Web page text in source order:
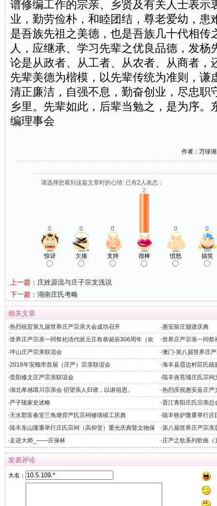
谱修编工作的宗亲、乡贤及有关人士表示
业，勤劳俭朴，和睦团结，尊老爱幼，患
是吾族先祖之美德，也是吾族几十代相传
人，应继承、学习先辈之优良品德，发杨
论是从政者、从工者、从农者、从商者，
先辈美德为楷模，以先辈传统为准则，谦
清正廉洁，自强不息，勤奋创业，尽忠职
乡里。先辈如此，后辈当勉之，是为序。
编理事会
作者：万绿
请选择您看到这篇文章时的心情: 已有2 人表态：
0 0 0
2
0 0
惊讶 欠揍 支持 很棒 愤怒 搞笑
上一篇： 庄姓源流与庄子宗支浅说
下一篇： 湖南庄氏考略
相关文章
·热烈祝贺第九届世界庄严宗亲大会成功召开 ·惠安前庄颁谱庆典
·世界庄严宗亲一同祭祀清代状元庄有恭诞辰306周年（欢
迎晚宴）
·世界庄严宗亲一同祭
州）
·坪山庄严宗亲联谊会 ·澳门-第八届世界庄
·2018年安顺市首届（庄严）宗亲联谊会 ·海丰县霞边村莊氏積
·贵阳修文庄严宗亲联谊会 ·陆丰炎苍埔庄氏宗
·湖北孝感環川宗亲会 切望亲人归谱，以谢祖恩。 ·热烈庆祝惠安县庄严
隆重举行
·严子陵家史述略 ·晋江青阳庄氏宗亲总
·天水郡富春堂三角塘背严氏宗祠修缮竣工庆典 ·陆丰铁炉隆重举行
·陆丰东山隆重举行庄氏宗祠（高仰堂）重光庆典暨文物保
护单位揭牌仪式
·第八届世界庄严宗亲
·走进大师_——庄保林 ·庄严之歌系列歌曲
发表评论
大名：